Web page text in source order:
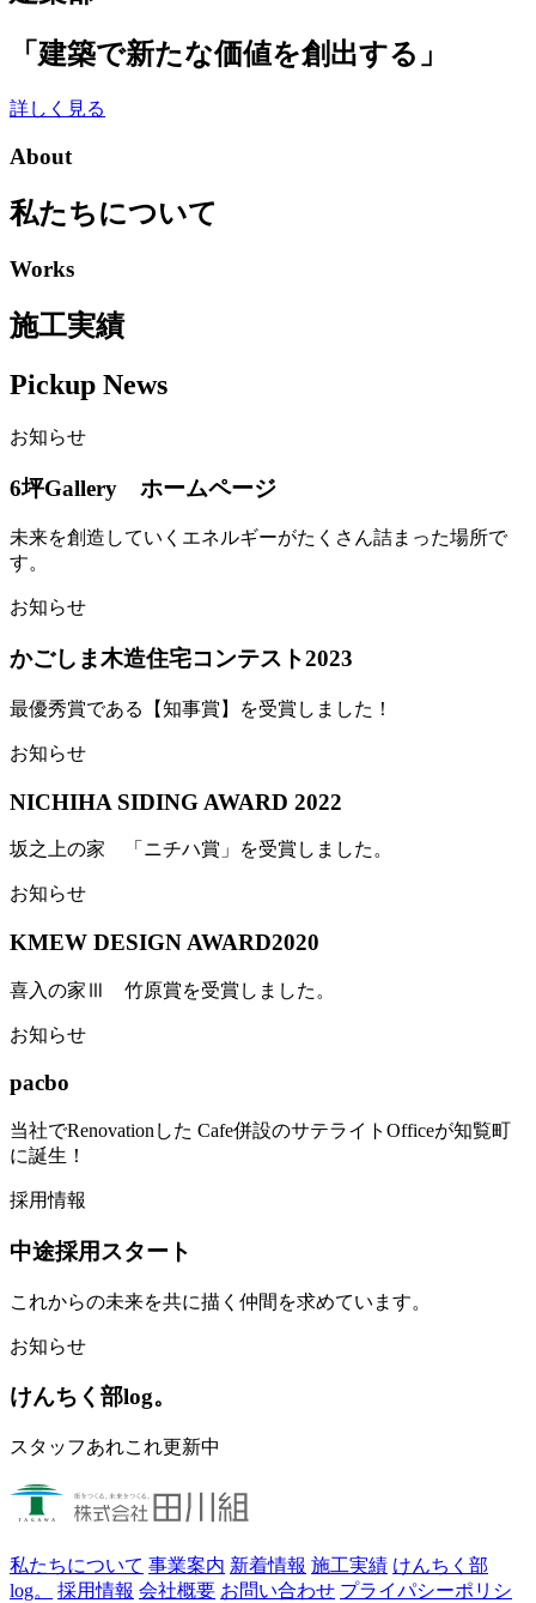
「建築で新たな価値を創出する」
詳しく見る
About
私たちについて
Works
施工実績
Pickup News
お知らせ
6坪Gallery ホームページ
未来を創造していくエネルギーがたくさん詰まった場所で
す。
お知らせ
かごしま木造住宅コンテスト2023
最優秀賞である【知事賞】を受賞しました！
お知らせ
NICHIHA SIDING AWARD 2022
坂之上の家 「ニチハ賞」を受賞しました。
お知らせ
KMEW DESIGN AWARD2020
喜入の家Ⅲ 竹原賞を受賞しました。
お知らせ
pacbo
当社でRenovationした Cafe併設のサテライトOfficeが知覧町
に誕生！
採用情報
中途採用スタート
これからの未来を共に描く仲間を求めています。
お知らせ
けんちく部log。
スタッフあれこれ更新中
私たちについて 事業案内 新着情報 施工実績 けんちく部
log。
採用情報 会社概要 お問い合わせ プライパシーポリシ